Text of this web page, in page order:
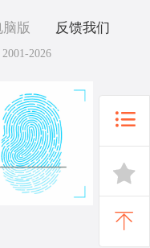
脑版 反馈我们
2026


